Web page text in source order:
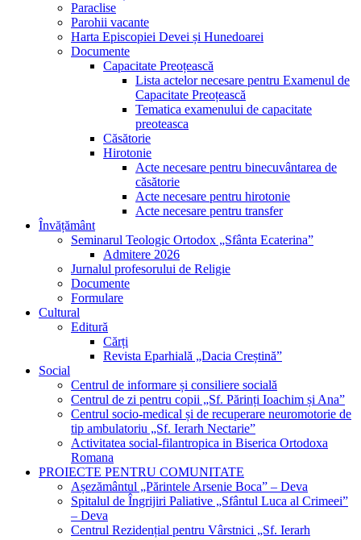
Paraclise
Parohii vacante
Harta Episcopiei Devei și Hunedoarei
Documente
Capacitate Preoțească
Lista actelor necesare pentru Examenul de
Capacitate Preoțească
Tematica examenului de capacitate
preoteasca
Căsătorie
Hirotonie
Acte necesare pentru binecuvântarea de
căsătorie
Acte necesare pentru hirotonie
Acte necesare pentru transfer
Învățământ
Seminarul Teologic Ortodox „Sfânta Ecaterina”
Admitere 2026
Jurnalul profesorului de Religie
Documente
Formulare
Cultural
Editură
Cărți
Revista Eparhială „Dacia Creștină”
Social
Centrul de informare și consiliere socială
Centrul de zi pentru copii „Sf. Părinți Ioachim și Ana”
Centrul socio-medical și de recuperare neuromotorie de
tip ambulatoriu „Sf. Ierarh Nectarie”
Activitatea social-filantropica in Biserica Ortodoxa
Romana
PROIECTE PENTRU COMUNITATE
Așezământul „Părintele Arsenie Boca” – Deva
Spitalul de Îngrijiri Paliative „Sfântul Luca al Crimeei”
– Deva
Centrul Rezidențial pentru Vârstnici „Sf. Ierarh